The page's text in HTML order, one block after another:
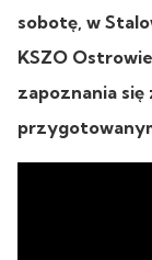
sobotę, w
KSZO
zapoznania